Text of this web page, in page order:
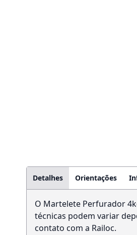
Detalhes Orientações
O Martelete Perfurador
técnicas podem variar
contato com a Railoc.